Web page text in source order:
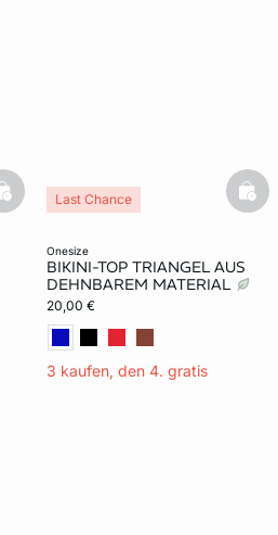
basketfull
onesize
BIKINI-TOP TRIANGEL AUS
DEHNBAREM MATERIAL
20,00 €
3 kaufen, den 4. gratis
Last Chance